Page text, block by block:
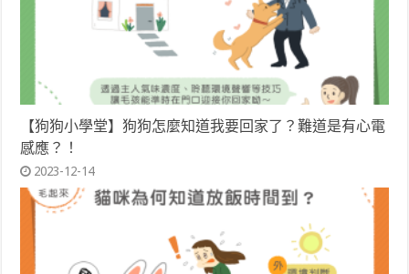
【狗狗小學堂】狗狗怎麼知道我要回家了？難道是有心電
感應？！
2023-12-14